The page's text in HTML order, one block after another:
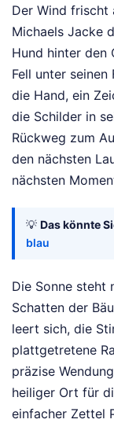
Der Wind frischt
Michaels Jacke
Hund hinter den
Fell unter
die Hand, ein
die Schilder in
Rückweg zum
den nächsten
nächsten
💡 Das könnte
blau
Die Sonne steht
Schatten der
leert sich, die
plattgetretene
präzise
heiliger Ort für
einfacher Zettel